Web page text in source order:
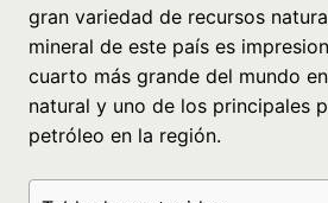
gran variedad de recursos
mineral de este país es
cuarto más grande del mundo
natural y uno de los principales
petróleo en la región.